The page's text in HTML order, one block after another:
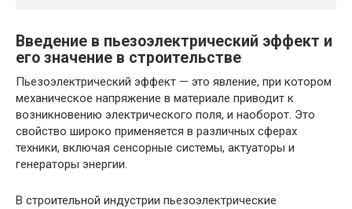
Введение в пьезоэлектрический эффект и
его значение в строительстве
Пьезоэлектрический эффект — это явление, при котором
механическое напряжение в материале приводит к
возникновению электрического поля, и наоборот. Это
свойство широко применяется в различных сферах
техники, включая сенсорные системы, актуаторы и
генераторы энергии.
В строительной индустрии пьезоэлектрические